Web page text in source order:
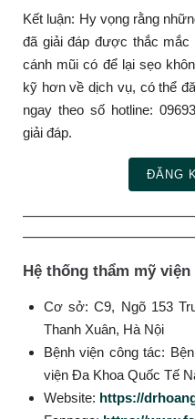
Kết luận: Hy vọng rằng
đã giải đáp được thắc
cánh mũi có để lại sẹo
kỹ hơn về dịch vụ, có thể
ngay theo số hotline:
giải đáp.
ĐĂNG
Hệ thống thẩm mỹ viện
Cơ sở: C9, Ngõ 153
Thanh Xuân, Hà Nội
Bệnh viện công tác:
viện Đa Khoa Quốc Tế
Website: https://